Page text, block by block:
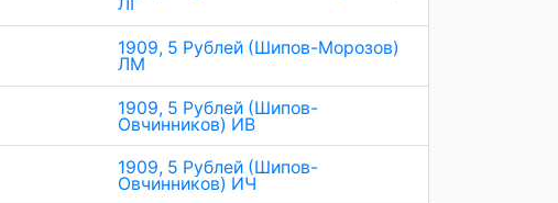
1909, 5 Рублей (Шипов-Морозов)
ЛМ
1909, 5 Рублей (Шипов-
Овчинников) ИВ
1909, 5 Рублей (Шипов-
Овчинников) ИЧ